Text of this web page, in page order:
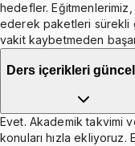
hedefler.
ederek paketleri sürekli
vakit kaybetmeden
Ders içerikleri
Evet. Akademik takvimi
konuları hızla